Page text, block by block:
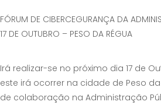
FÓRUM DE CIBERCEGURANÇA DA
17 DE OUTUBRO – PESO DA RÉGUA
Irá realizar-se no próximo dia 17 de
este irá ocorrer na cidade de Peso
de colaboração na Administração